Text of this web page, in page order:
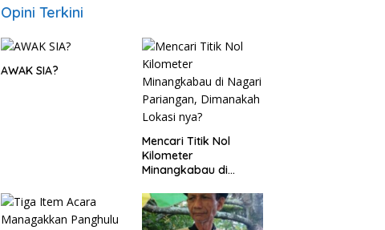
Opini Terkini
AWAK SIA?
Mencari Titik Nol
Kilometer
Minangkabau di
Dimanakah Lokasi
nya?